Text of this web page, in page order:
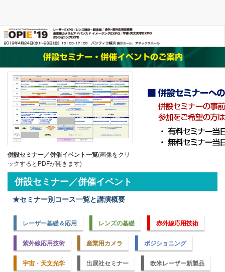
併設セミナー／併催イベント一覧(画像をクリ
ックするとPDFが開きます)
併設セミナー／併催イベント
★セミナー別コース一覧と講演概要
レーザー基礎＆応用 レンズの基礎 赤外線応用技術
紫外線応用技術 産業用カメラ ポジショニング
宇宙・天文光学 出展社セミナー 欧米レーザー新製品